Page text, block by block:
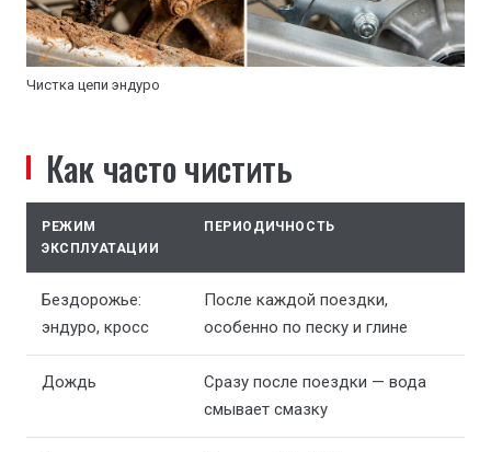
Чистка цепи эндуро
Как часто чистить
РЕЖИМ
ЭКСПЛУАТАЦИИ
ПЕРИОДИЧНОСТЬ
Бездорожье:
эндуро, кросс
После каждой поездки,
особенно по песку и глине
Дождь
Сразу после поездки — вода
смывает смазку